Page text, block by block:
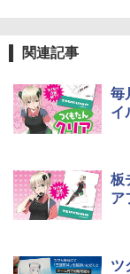
関連記事
毎
イ
板
ア
ツ